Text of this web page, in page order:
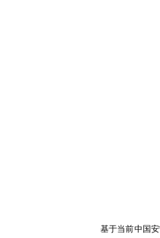
基于当前中国安